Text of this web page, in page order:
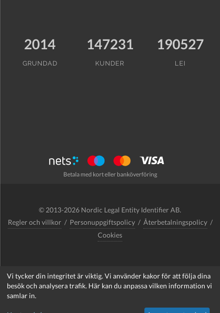
Vi tycker din integritet är viktig. Vi använder kakor för att följa dina
besök och analysera trafik. Här kan du anpassa vilken information vi
samlar in.
2014
GRUNDAD
147231
KUNDER
190527
LEI
Betala med kort eller banköverföring
© 2013-2026 Nordic Legal Entity Identifier AB.
Regler och villkor / Personuppgiftspolicy / Återbetalningspolicy /
Cookies
support@nordlei.org